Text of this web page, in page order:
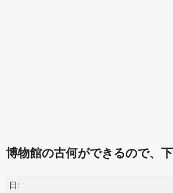
博物館の古何ができるので、
日: